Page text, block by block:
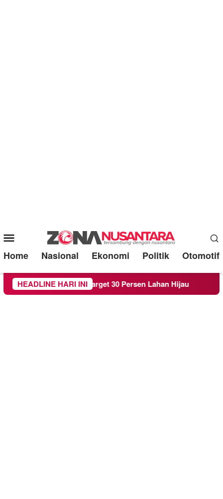
Mobile
Menu
Home Nasional Ekonomi Politik Otomotif
HEADLINE HARI INI
demi Target 30 Persen Lahan Hijau Beredar Surat